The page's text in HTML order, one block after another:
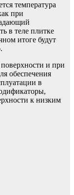
температура
при
в теле плитке
итоге будут
и при
обеспечения
в
к низким